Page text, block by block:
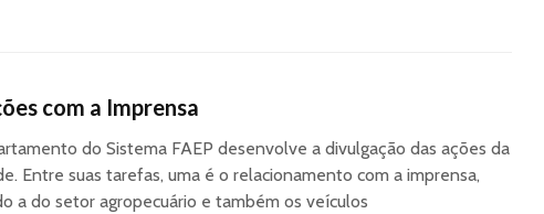
com a Imprensa
do Sistema FAEP desenvolve a divulgação das ações da
Entre suas tarefas, uma é o relacionamento com a imprensa,
a do setor agropecuário e também os veículos